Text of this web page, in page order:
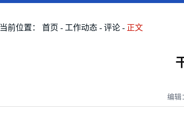
当前位置： 首页 工作动态 评论 正文
编辑